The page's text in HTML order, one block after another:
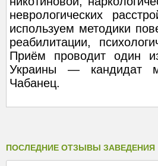
неврологических
используем методики
реабилитации,
Приём проводит один
Украины — кандидат
Чабанец.
ПОСЛЕДНИЕ ОТЗЫВЫ ЗАВЕДЕНИЯ